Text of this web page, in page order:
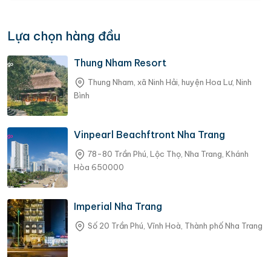
phá những vùng đất mới,
lên kế hoạch trải nghiệm
bản đồ nhỏ, mang theo
cảm xúc, câu chuyện và
những mẹo hữu ích dành
Lựa chọn hàng đầu
Thung Nham Resort
Thung Nham, xã Ninh Hải, huyện Hoa Lư, Ninh
Bình
Vinpearl Beachftront Nha Trang
78-80 Trần Phú, Lộc Thọ, Nha Trang, Khánh
Hòa 650000
Imperial Nha Trang
Số 20 Trần Phú, Vĩnh Hoà, Thành phố Nha Trang